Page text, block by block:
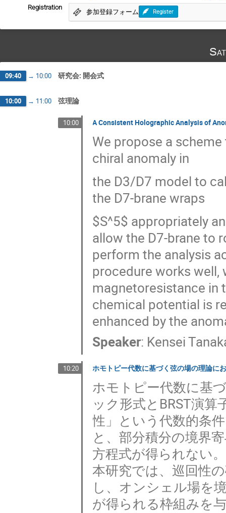
Registration
参加登録フォーム Register
09:40 → 10:00 研究会: 開会式
10:00 → 11:00 弦理論
10:00 A Consistent Holographic Analysis of
We propose a
chiral anomaly in
the D3/D7 model to
the D7-brane wraps
$S^5$ appropriately
allow the D7-brane to
perform the analysis
procedure works
magnetoresistance in
chemical potential is
enhanced by the
Speaker: Kensei
10:20 ホモトピー代数に基づく弦の場の理論に
ホモトピー代数に基
ック形式とBRST演
性」という代数的条
と、部分積分の境界
⽅程式が得られない。
本研究では、巡回性
し、オンシェル場を
が得られる枠組みを